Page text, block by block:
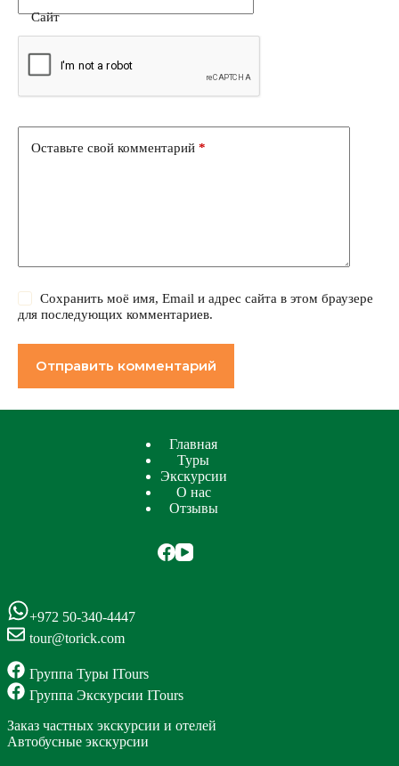
Сайт
Оставьте свой комментарий *
Сохранить моё имя, Email и адрес сайта в этом браузере
для последующих комментариев.
Отправить комментарий
Главная
Туры
Экскурсии
О нас
Отзывы
+972 50-340-4447
tour@torick.com
Группа Туры ITours
Группа Экскурсии ITours
Заказ частных экскурсии и отелей
Автобусные экскурсии